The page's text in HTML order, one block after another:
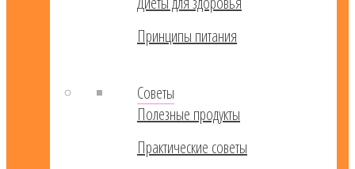
Принципы питания
Советы
Полезные продукты
Практические советы